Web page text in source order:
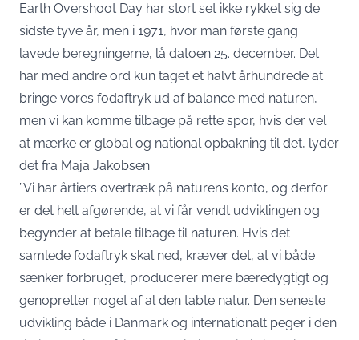
Earth Overshoot Day har stort set ikke rykket sig de
sidste tyve år, men i 1971, hvor man første gang
lavede beregningerne, lå datoen 25. december. Det
har med andre ord kun taget et halvt århundrede at
bringe vores fodaftryk ud af balance med naturen,
men vi kan komme tilbage på rette spor, hvis der vel
at mærke er global og national opbakning til det, lyder
det fra Maja Jakobsen.
”Vi har årtiers overtræk på naturens konto, og derfor
er det helt afgørende, at vi får vendt udviklingen og
begynder at betale tilbage til naturen. Hvis det
samlede fodaftryk skal ned, kræver det, at vi både
sænker forbruget, producerer mere bæredygtigt og
genopretter noget af al den tabte natur. Den seneste
udvikling både i Danmark og internationalt peger i den